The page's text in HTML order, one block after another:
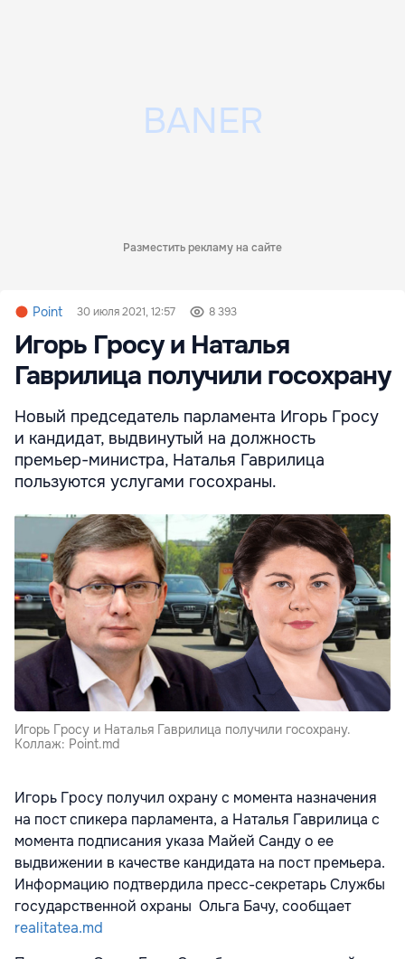
Разместить рекламу на сайте
Point 30 июля 2021, 12:57 8 393
Игорь Гросу и Наталья
Гаврилица получили госохрану
Новый председатель парламента Игорь Гросу
и кандидат, выдвинутый на должность
премьер-министра, Наталья Гаврилица
пользуются услугами госохраны.
Игорь Гросу и Наталья Гаврилица получили госохрану.
Коллаж: Point.md
Игорь Гросу получил охрану с момента назначения
на пост спикера парламента, а Наталья Гаврилица с
момента подписания указа Майей Санду о ее
выдвижении в качестве кандидата на пост премьера.
Информацию подтвердила пресс-секретарь Службы
государственной охраны Ольга Бачу, сообщает
realitatea.md